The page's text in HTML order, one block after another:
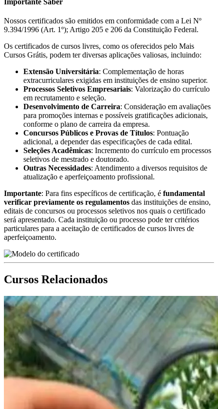
Nossos certificados são emitidos em conformidade com a Lei Nº
9.394/1996 (Art. 1º); Artigo 205 e 206 da Constituição Federal.
Os certificados de cursos livres, como os oferecidos pelo Mais
Cursos Grátis, podem ter diversas aplicações valiosas, incluindo:
Extensão Universitária: Complementação de horas
extracurriculares exigidas em instituições de ensino superior.
Processos Seletivos Empresariais: Valorização do currículo
em recrutamento e seleção.
Desenvolvimento de Carreira: Consideração em avaliações
para promoções internas e possíveis gratificações adicionais,
conforme o plano de carreira da empresa.
Concursos Públicos e Provas de Títulos: Pontuação
adicional, a depender das especificações de cada edital.
Seleções Acadêmicas: Incremento do currículo em processos
seletivos de mestrado e doutorado.
Outras Necessidades: Atendimento a diversos requisitos de
atualização e aperfeiçoamento profissional.
Importante: Para fins específicos de certificação, é fundamental
verificar previamente os regulamentos das instituições de ensino,
editais de concursos ou processos seletivos nos quais o certificado
será apresentado. Cada instituição ou processo pode ter critérios
particulares para a aceitação de certificados de cursos livres de
aperfeiçoamento.
Cursos Relacionados